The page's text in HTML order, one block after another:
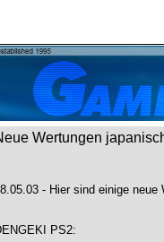
Wertungen
- Hier sind einige neue
PS2: